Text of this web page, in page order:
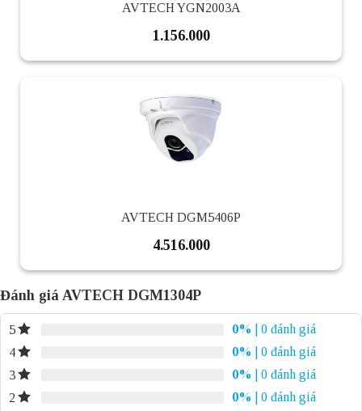
AVTECH YGN2003A
1.156.000
AVTECH DGM5406P
4.516.000
Đánh giá AVTECH DGM1304P
5 0%
| 0 đánh giá
4
0%
| 0 đánh giá
3
0%
| 0 đánh giá
2
0%
| 0 đánh giá